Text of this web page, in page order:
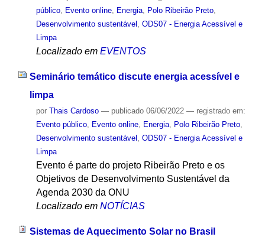
público, Evento online, Energia, Polo Ribeirão Preto,
Desenvolvimento sustentável , ODS07 - Energia Acessível e
Limpa
Localizado em EVENTOS
Seminário temático discute energia acessível e
limpa
por Thais Cardoso — publicado06/06/2022 — registrado em:
Evento público, Evento online, Energia, Polo Ribeirão Preto,
Desenvolvimento sustentável , ODS07 - Energia Acessível e
Limpa
Evento é parte do projeto Ribeirão Preto e os
Objetivos de Desenvolvimento Sustentável da
Agenda 2030 da ONU
Localizado em NOTÍCIAS
Sistemas de Aquecimento Solar no Brasil